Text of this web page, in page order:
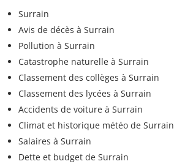
Surrain
Avis de décès à Surrain
Pollution à Surrain
Catastrophe naturelle à Surrain
Classement des collèges à Surrain
Classement des lycées à Surrain
Accidents de voiture à Surrain
Climat et historique météo de Surrain
Salaires à Surrain
Dette et budget de Surrain